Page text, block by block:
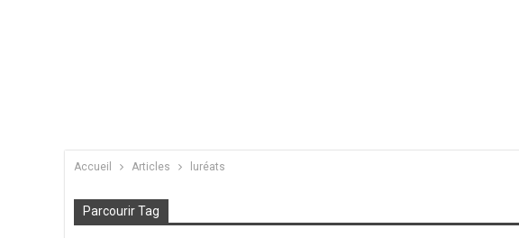
Accueil Articles luréats
Parcourir Tag